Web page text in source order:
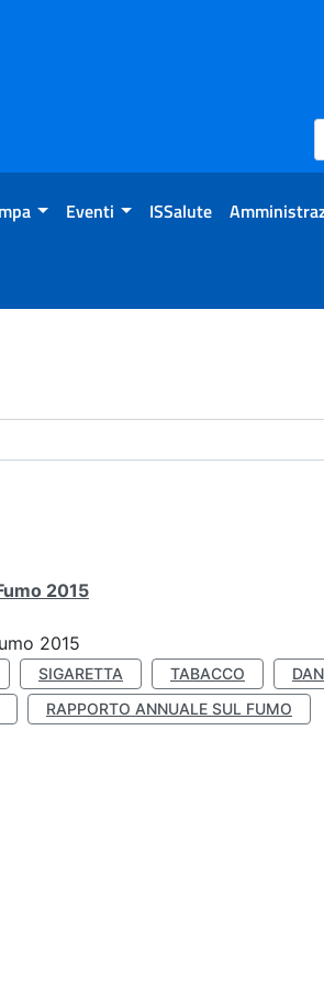
Eventi ISSalute
2015
2015
SIGARETTA TABACCO
RAPPORTO ANNUALE SUL FUMO